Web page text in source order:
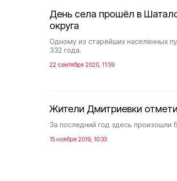
День села прошёл в
округа
Одному из старейших населённых
332 года.
22 сентября 2020, 11:59
Жители Дмитриевки
За последний год здесь
15 ноября 2019, 10:33